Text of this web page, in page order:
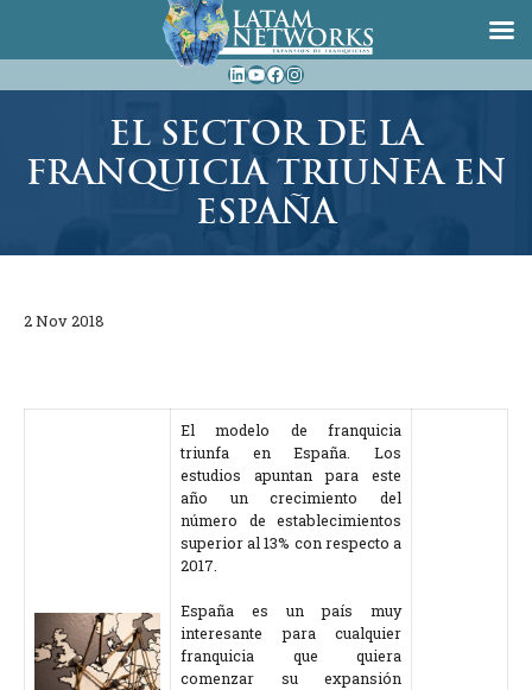
al
LinkedIn
YouTube
Facebook
Instagram
EL SECTOR DE LA
FRANQUICIA TRIUNFA EN
ESPAÑA
2 Nov 2018
El modelo de franquicia
triunfa en España. Los
estudios apuntan para este
año un crecimiento del
número de establecimientos
superior al 13% con respecto a
2017.
España es un país muy
interesante para cualquier
franquicia que quiera
comenzar su expansión